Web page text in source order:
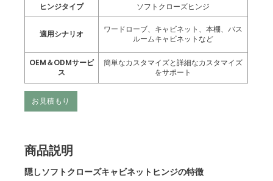
ヒンジタイプ
ソフトクローズヒンジ
適用シナリオ
ワードローブ、キャビネット、本棚、バス
ルームキャビネットなど
OEM＆ODMサービ
ス
簡単なカスタマイズと詳細なカスタマイズ
をサポート
お見積もり
商品説明
隠しソフトクローズキャビネットヒンジの特徴